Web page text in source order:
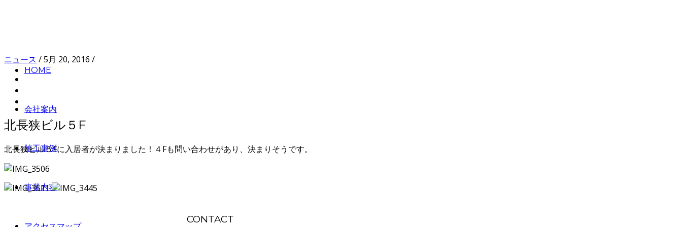
HOME
会社案内
施工事例
事業内容
ニュース /5月 20, 2016 /
北長狭ビル５F
北長狭ビル５Fに入居者が決まりました！４Fも問い合わせがあり、決まりそうです。
CONTACT